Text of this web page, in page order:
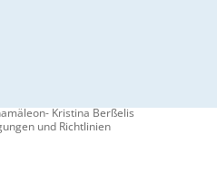
Kristina Berßelis
und Richtlinien